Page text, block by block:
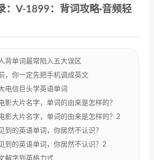
：V-1899：背词攻略·音频轻
背单词最常陷入五大误区
，你一定先把手机调成英文
电信巨头学英语单词
影大片名字，单词的由来是怎样的？
影大片名字，单词的由来是怎样的？2
到的英语单词，你居然不认识？
到的英语单词，你居然不认识？2
解字到英格力式